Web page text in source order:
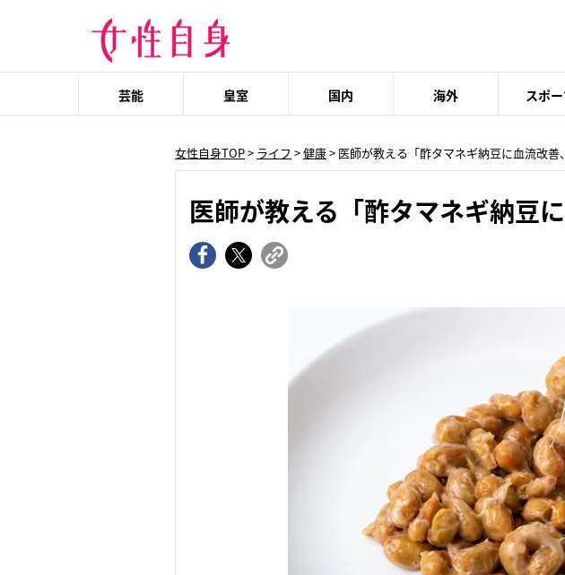
芸能 皇室 国内 海外 スポ
女性自身TOP> ライフ >健康> 医師が教える「酢タマネギ納豆に血流改善
医師が教える「酢タマネギ納豆